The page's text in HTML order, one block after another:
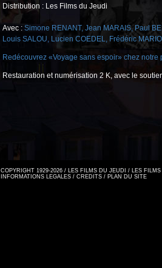
Distribution : Les Films du Jeudi
Avec : Simone RENANT, Jean MARAIS, Paul
Louis SALOU, Lucien COEDEL, Frédéric
Redécouvrez «Voyage sans espoir» chez notre
Restauration et numérisation 2 K, avec le
COPYRIGHT 1929-2026 / LES FILMS DU JEUDI / LES
INFORMATIONS LEGALES / CREDITS / PLAN DU SITE